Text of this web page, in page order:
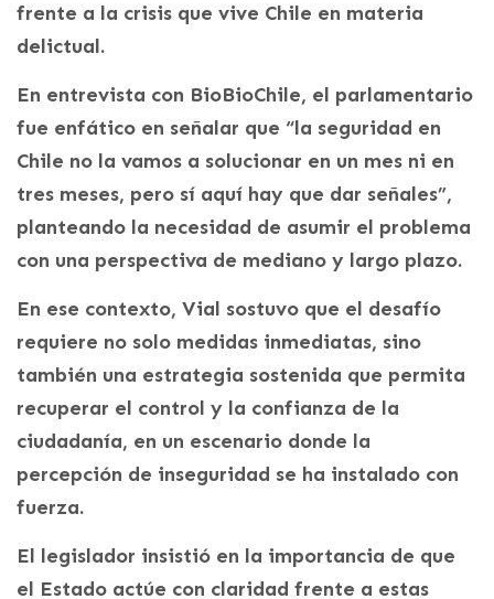
frente a la crisis que vive Chile en materia
delictual.
En entrevista con BioBioChile, el parlamentario
fue enfático en señalar que “la seguridad en
Chile no la vamos a solucionar en un mes ni en
tres meses, pero sí aquí hay que dar señales”,
planteando la necesidad de asumir el problema
con una perspectiva de mediano y largo plazo.
En ese contexto, Vial sostuvo que el desafío
requiere no solo medidas inmediatas, sino
también una estrategia sostenida que permita
recuperar el control y la confianza de la
ciudadanía, en un escenario donde la
percepción de inseguridad se ha instalado con
fuerza.
El legislador insistió en la importancia de que
el Estado actúe con claridad frente a estas